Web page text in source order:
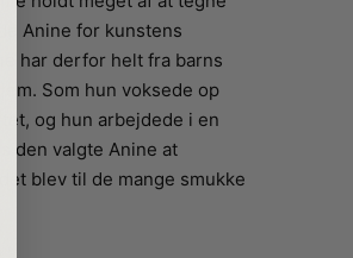
Anine for kunstens
har derfor helt fra barns
Som hun voksede op
og hun arbejdede i en
valgte Anine at
blev til de mange smukke